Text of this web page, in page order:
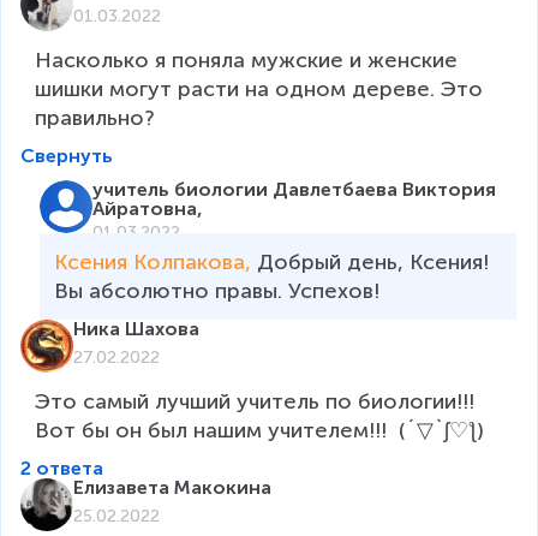
01.03.2022
Насколько я поняла мужские и женские
шишки могут расти на одном дереве. Это
правильно?
Свернуть
учитель биологии Давлетбаева Виктория
Айратовна,
01.03.2022
Ксения Колпакова, Добрый день, Ксения!
Вы абсолютно правы. Успехов!
Ника Шахова
27.02.2022
Это самый лучший учитель по биологии!!!
Вот бы он был нашим учителем!!!  (´▽`ʃ♡ƪ)
2 ответа
Елизавета Макокина
25.02.2022